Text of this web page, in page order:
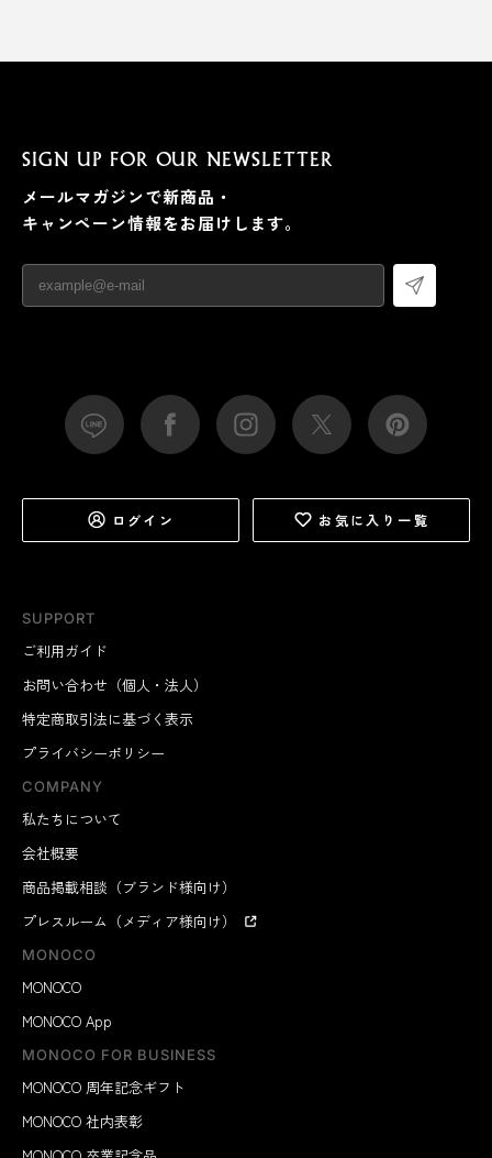
SUPPORT
ご利用ガイド
お問い合わせ（個人・法人）
特定商取引法に基づく表示
プライバシーポリシー
COMPANY
私たちについて
会社概要
商品掲載相談（ブランド様向け）
プレスルーム（メディア様向け）
MONOCO
MONOCO
MONOCO App
MONOCO FOR BUSINESS
MONOCO 周年記念ギフト
MONOCO 社内表彰
SIGN UP FOR OUR NEWSLETTER
メールマガジンで新商品・
キャンペーン情報をお届けします。
ログイン お気に入り一覧